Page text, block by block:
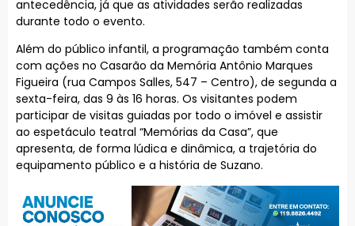
antecedência, já que as atividades serão realizadas
durante todo o evento.
Além do público infantil, a programação também conta
com ações no Casarão da Memória Antônio Marques
Figueira (rua Campos Salles, 547 – Centro), de segunda a
sexta-feira, das 9 às 16 horas. Os visitantes podem
participar de visitas guiadas por todo o imóvel e assistir
ao espetáculo teatral “Memórias da Casa”, que
apresenta, de forma lúdica e dinâmica, a trajetória do
equipamento público e a história de Suzano.